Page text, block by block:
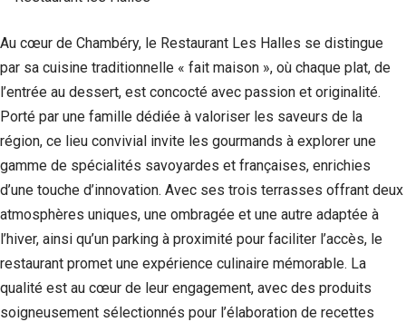
Au cœur de Chambéry, le Restaurant Les Halles se distingue
par sa cuisine traditionnelle « fait maison », où chaque plat, de
l’entrée au dessert, est concocté avec passion et originalité.
Porté par une famille dédiée à valoriser les saveurs de la
région, ce lieu convivial invite les gourmands à explorer une
gamme de spécialités savoyardes et françaises, enrichies
d’une touche d’innovation. Avec ses trois terrasses offrant deux
atmosphères uniques, une ombragée et une autre adaptée à
l’hiver, ainsi qu’un parking à proximité pour faciliter l’accès, le
restaurant promet une expérience culinaire mémorable. La
qualité est au cœur de leur engagement, avec des produits
soigneusement sélectionnés pour l’élaboration de recettes
Ces cookies ne
sont pas
facultatifs. Ils